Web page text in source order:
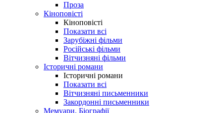
Проза
Кіноповісті
Кіноповісті
Показати всі
Зарубіжні фільми
Російські фільми
Вітчизняні фільми
Історичні романи
Історичні романи
Показати всі
Вітчизняні письменники
Закордонні письменники
Мемуари. Біографії